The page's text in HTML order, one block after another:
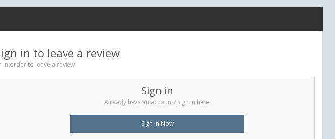
in to leave a review
in order to leave a review
Sign in
Already have an account? Sign in here.
Sign In Now